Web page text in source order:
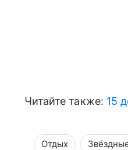
Читайте также: 15
Отдых